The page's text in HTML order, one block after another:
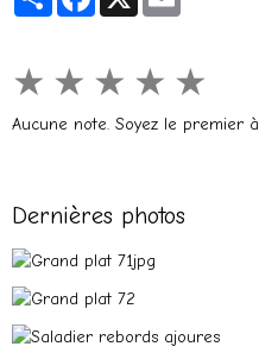
★ ★ ★ ★ ★
Aucune note. Soyez le premier
Dernières photos